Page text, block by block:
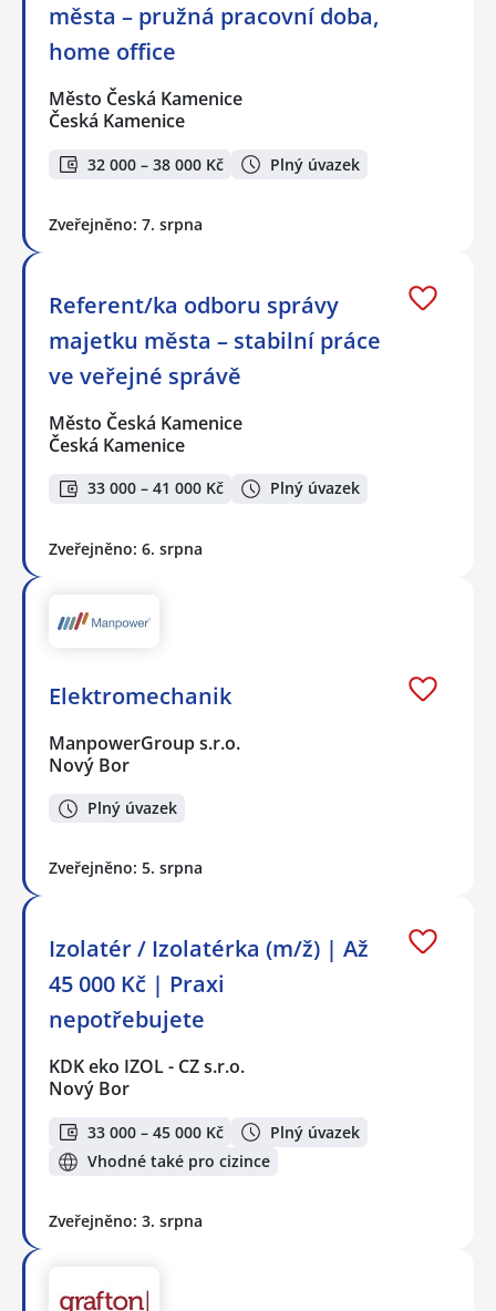
města – pružná pracovní doba,
home office
Město Česká Kamenice
Česká Kamenice
32 000 – 38 000 Kč Plný úvazek
Zveřejněno: 7. srpna
Referent/ka odboru správy
majetku města – stabilní práce
ve veřejné správě
Město Česká Kamenice
Česká Kamenice
33 000 – 41 000 Kč Plný úvazek
Zveřejněno: 6. srpna
Elektromechanik
ManpowerGroup s.r.o.
Nový Bor
Plný úvazek
Zveřejněno: 5. srpna
Izolatér / Izolatérka (m/ž) | Až
45 000 Kč | Praxi
nepotřebujete
KDK eko IZOL - CZ s.r.o.
Nový Bor
33 000 – 45 000 Kč
Plný úvazek
Vhodné také pro cizince
Zveřejněno: 3. srpna